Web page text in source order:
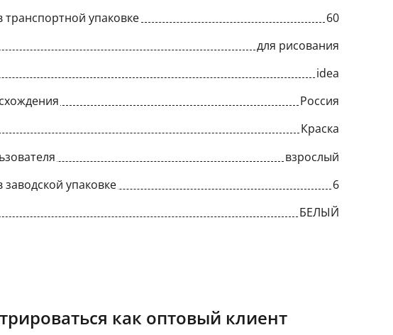
транспортной упаковке
60
для рисования
idea
Россия
Краска
взрослый
заводской упаковке
6
БЕЛЫЙ
как оптовый клиент